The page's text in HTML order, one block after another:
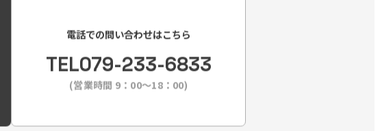
電話での問い合わせはこちら
TEL079-233-6833
(営業時間 9：00〜18：00)